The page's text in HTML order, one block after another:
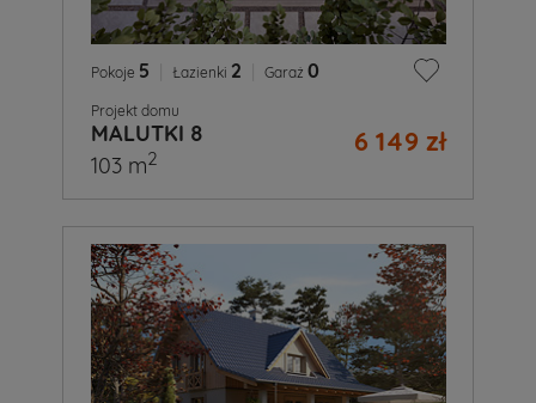
Pokoje 5 Łazienki 2 Garaż 0
Projekt domu
MALUTKI 8 6 149 zł
103 m2